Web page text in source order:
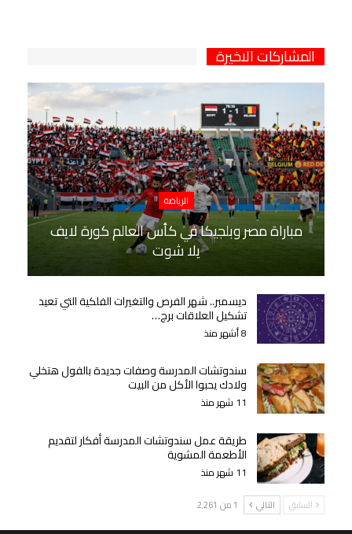
المشاركات الاخيرة
الرياضة
مباراة مصر وبلجيكا في كأس العالم كورة لايف
يلا شوت
ديسمبر.. شهر الفرص والتغيرات الفلكية التي تعيد
تشكيل العلاقات برج…
8 أشهر منذ
سندوتشات المدرسة وصفات جديدة بالفول هتخلي
ولادك يحبوا الأكل من البيت
11 شهر منذ
طريقة عمل سندوتشات المدرسة أفكار لتقديم
الأطعمة المشوية
11 شهر منذ
السابق التالي 1 من 2٬261